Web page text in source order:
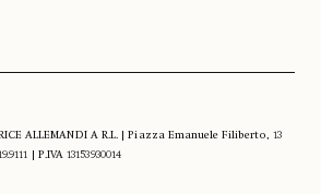
ALLEMANDI A R.L. | Piazza Emanuele Filiberto, 13
| P.IVA 13153930014